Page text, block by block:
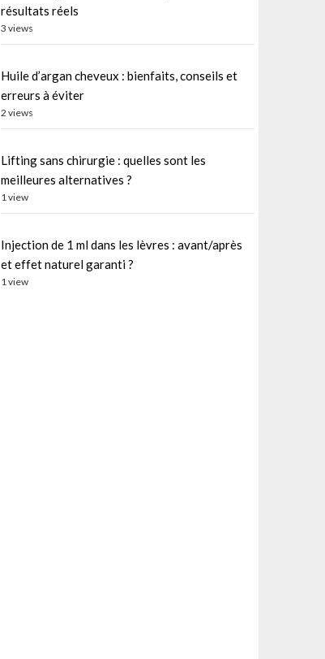
résultats réels
3 views
Huile d’argan cheveux : bienfaits, conseils et
erreurs à éviter
2 views
Lifting sans chirurgie : quelles sont les
meilleures alternatives ?
1 view
Injection de 1 ml dans les lèvres : avant/après
et effet naturel garanti ?
1 view